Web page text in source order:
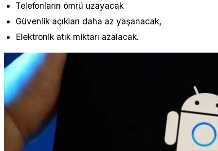
Telefonların ömrü uzayacak
Güvenlik açıkları daha az yaşanacak,
Elektronik atık miktarı azalacak.